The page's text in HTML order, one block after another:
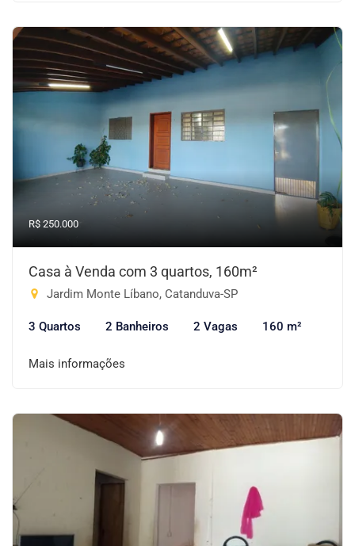
R$ 250.000
Casa à Venda com 3 quartos, 160m²
Jardim Monte Líbano, Catanduva-SP
3 Quartos 2 Banheiros 2 Vagas 160 m²
Mais informações